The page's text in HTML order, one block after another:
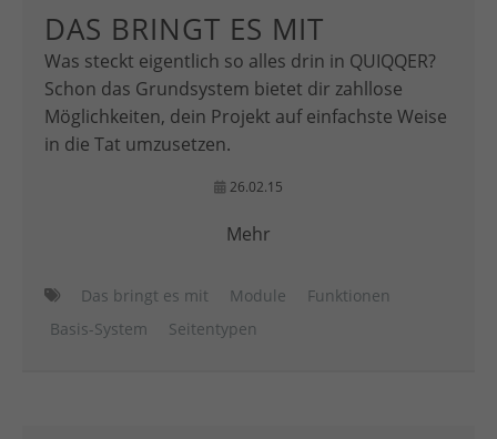
DAS BRINGT ES MIT
Was steckt eigentlich so alles drin in QUIQQER?
Schon das Grundsystem bietet dir zahllose
Möglichkeiten, dein Projekt auf einfachste Weise
in die Tat umzusetzen.
26.02.15
Mehr
Das bringt es mit Module
Funktionen
Basis-System
Seitentypen